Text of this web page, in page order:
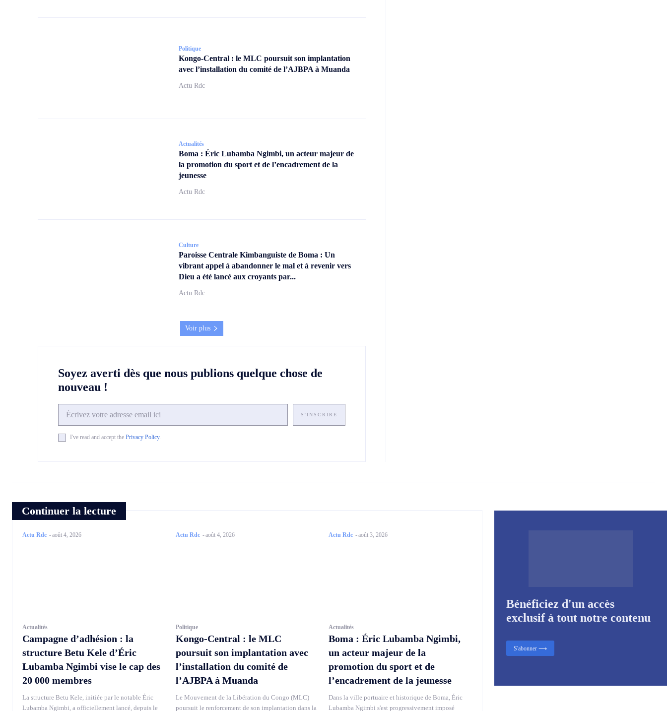
Politique
Kongo-Central : le MLC poursuit son implantation
avec l’installation du comité de l’AJBPA à Muanda
Actu Rdc
Actualités
Boma : Éric Lubamba Ngimbi, un acteur majeur de
la promotion du sport et de l’encadrement de la
jeunesse
Actu Rdc
Culture
Paroisse Centrale Kimbanguiste de Boma : Un
vibrant appel à abandonner le mal et à revenir vers
Dieu a été lancé aux croyants par...
Actu Rdc
Voir plus
Soyez averti dès que nous publions quelque chose de
nouveau !
S'INSCRIRE
I've read and accept the Privacy Policy.
Continuer la lecture
Actu Rdc -août 4, 2026
Actualités
Campagne d’adhésion : la
structure Betu Kele d’Éric
Lubamba Ngimbi vise le cap des
20 000 membres
La structure Betu Kele, initiée par le notable Éric
Lubamba Ngimbi, a officiellement lancé, depuis le
Actu Rdc -août 4, 2026
Politique
Kongo-Central : le MLC
poursuit son implantation avec
l’installation du comité de
l’AJBPA à Muanda
Le Mouvement de la Libération du Congo (MLC)
poursuit le renforcement de son implantation dans la
Actu Rdc -août 3, 2026
Actualités
Boma : Éric Lubamba Ngimbi,
un acteur majeur de la
promotion du sport et de
l’encadrement de la jeunesse
Dans la ville portuaire et historique de Boma, Éric
Lubamba Ngimbi s'est progressivement imposé
Bénéficiez d'un accès
exclusif à tout notre contenu
S'abonner ⟶